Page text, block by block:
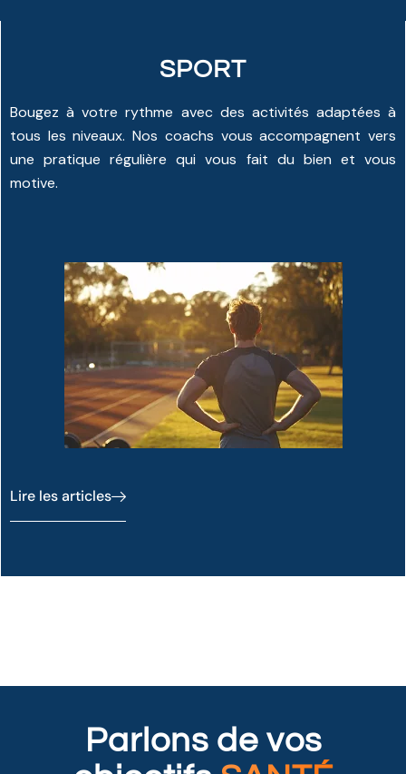
SPORT
Bougez à votre rythme avec des activités adaptées à
tous les niveaux. Nos coachs vous accompagnent vers
une pratique régulière qui vous fait du bien et vous
motive.
Lire les articles
Parlons de vos